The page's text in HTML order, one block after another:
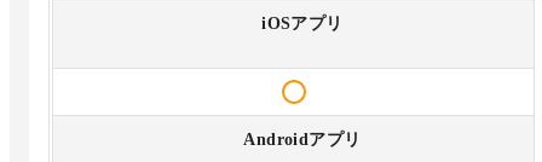
iOSアプリ
Androidアプリ